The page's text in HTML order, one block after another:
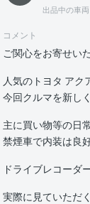
出品中の車両
コメント
ご関心をお寄せい
人気のトヨタ アク
今回クルマを新し
主に買い物等の日
禁煙車で内装は良
ドライブレコーダ
実際に見ていただ